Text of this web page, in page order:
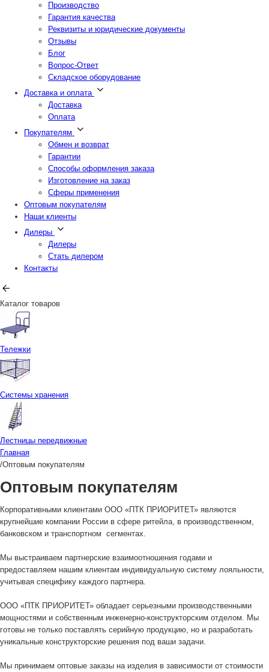
Производство
Гарантия качества
Реквизиты и юридические документы
Отзывы
Блог
Вопрос-Ответ
Складское оборудование
Доставка и оплата
Доставка
Оплата
Покупателям
Обмен и возврат
Гарантии
Способы оформления заказа
Изготовление на заказ
Сферы применения
Оптовым покупателям
Наши клиенты
Дилеры
Дилеры
Стать дилером
Контакты
Каталог товаров
Тележки
Системы хранения
Лестницы передвижные
Главная
/Оптовым покупателям
Оптовым покупателям
Корпоративными клиентами ООО «ПТК ПРИОРИТЕТ» являются
крупнейшие компании России в сфере ритейла, в производственном,
банковском и транспортном сегментах.
Мы выстраиваем партнерские взаимоотношения годами и
предоставляем нашим клиентам индивидуальную систему лояльности,
учитывая специфику каждого партнера.
ООО «ПТК ПРИОРИТЕТ» обладает серьезными производственными
мощностями и собственным инженерно-конструкторским отделом. Мы
готовы не только поставлять серийную продукцию, но и разработать
уникальные конструкторские решения под ваши задачи.
Мы принимаем оптовые заказы на изделия в зависимости от стоимости